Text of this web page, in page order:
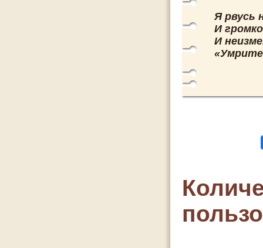
Я рвусь
И
И
«Умрите